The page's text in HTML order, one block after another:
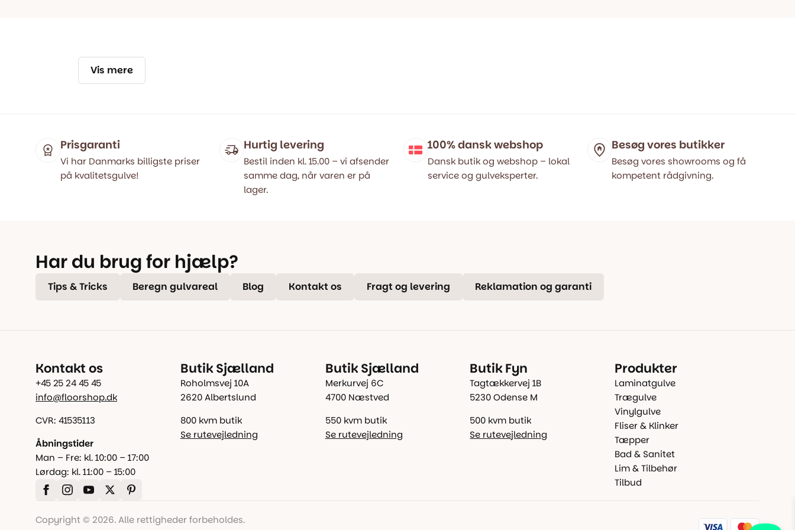
Vis mere
Prisgaranti
Vi har Danmarks billigste priser
på kvalitetsgulve!
Hurtig levering
Bestil inden kl. 15.00 – vi afsender
samme dag, når varen er på
lager.
100% dansk webshop
Dansk butik og webshop – lokal
service og gulveksperter.
Besøg vores butikker
Besøg vores showrooms og få
kompetent rådgivning.
Har du brug for hjælp?
Tips & Tricks Beregn gulvareal Blog Kontakt os Fragt og levering Reklamation og garanti
Kontakt os
+45 25 24 45 45
info@floorshop.dk
CVR: 41535113
Åbningstider
Man – Fre: kl. 10:00 – 17:00
Lørdag: kl. 11:00 – 15:00
Butik Sjælland
Roholmsvej 10A
2620 Albertslund
800 kvm butik
Se rutevejledning
Butik Sjælland
Merkurvej 6C
4700 Næstved
550 kvm butik
Se rutevejledning
Butik Fyn
Tagtækkervej 1B
5230 Odense M
500 kvm butik
Se rutevejledning
Produkter
Laminatgulve
Trægulve
Vinylgulve
Fliser & Klinker
Tæpper
Bad & Sanitet
Lim & Tilbehør
Tilbud
Copyright © 2026. Alle rettigheder forbeholdes.